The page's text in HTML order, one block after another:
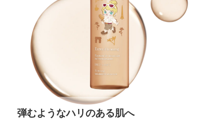
弾むようなハリのある肌へ